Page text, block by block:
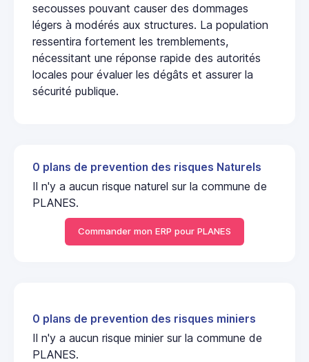
secousses pouvant causer des dommages
légers à modérés aux structures. La population
ressentira fortement les tremblements,
nécessitant une réponse rapide des autorités
locales pour évaluer les dégâts et assurer la
sécurité publique.
0 plans de prevention des risques Naturels
Il n'y a aucun risque naturel sur la commune de
PLANES.
Commander mon ERP pour PLANES
0 plans de prevention des risques miniers
Il n'y a aucun risque minier sur la commune de
PLANES.